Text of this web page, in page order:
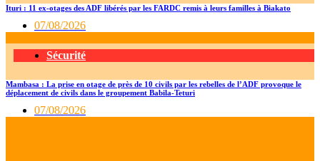
Ituri : 11 ex-otages des ADF libérés par les FARDC remis à leurs familles à Biakato
07/08/2026
Sécurité
Mambasa : La prise en otage de près de 10 civils par les rebelles de l’ADF provoque le
déplacement de civils dans le groupement Babila-Teturi
07/08/2026